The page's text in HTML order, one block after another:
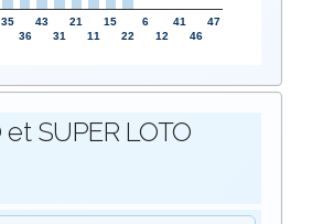
35
36
43
31
21
11
15
22
6
12
41
46
47
SUPER LOTO